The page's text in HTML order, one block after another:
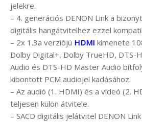
jelekre.
– 4. generációs DENON Link a
digitális hangátvitelhez ezzel
– 2x 1.3a verziójú HDMI kimenete
Dolby Digital+, Dolby TrueHD, DTS-
Audio és DTS-HD Master Audio
kibontott PCM audiojel kadásához.
– Az audió (1. HDMI) és a videó (2.
teljesen külön átvitele.
– SACD digitális jelátvitel DENON